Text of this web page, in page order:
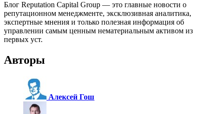
Блог Reputation Capital Group — это главные новости о
репутационном менеджменте, эксклюзивная аналитика,
экспертные мнения и только полезная информация об
управлении самым ценным нематериальным активом из
первых уст.
Авторы
Алексей Гош